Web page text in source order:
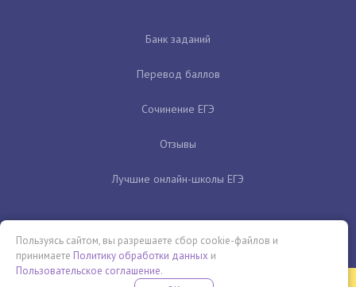
Банк заданий
Перевод баллов
Сочинение ЕГЭ
Отзывы
Лучшие онлайн-школы ЕГЭ
Пользуясь сайтом, вы разрешаете сбор cookie-файлов и
принимаете Политику обработки данных и
Пользовательское соглашение.